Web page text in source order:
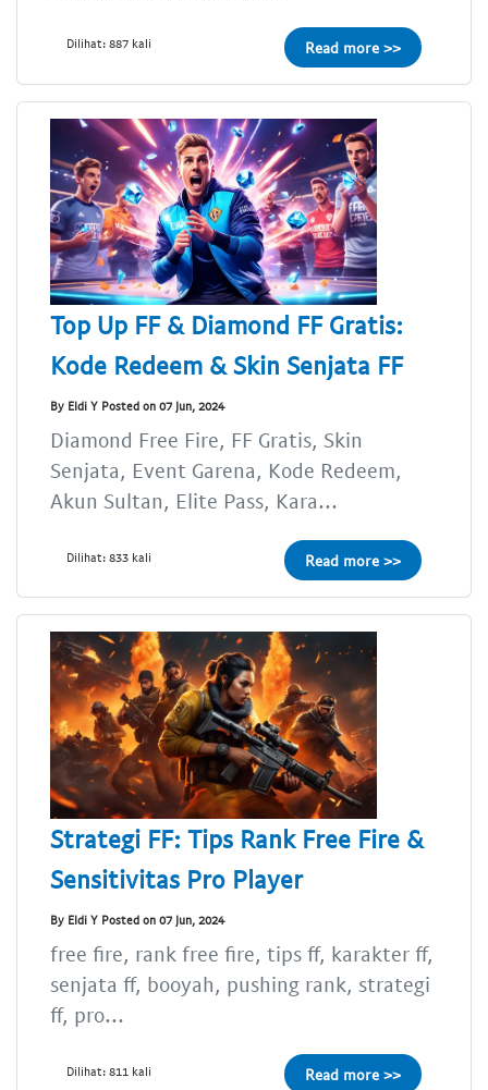
Dilihat: 887 kali Read more >>
Top Up FF & Diamond FF Gratis:
Kode Redeem & Skin Senjata FF
By Eldi Y Posted on 07 Jun, 2024
Diamond Free Fire, FF Gratis, Skin
Senjata, Event Garena, Kode Redeem,
Akun Sultan, Elite Pass, Kara...
Dilihat: 833 kali Read more >>
Strategi FF: Tips Rank Free Fire &
Sensitivitas Pro Player
By Eldi Y Posted on 07 Jun, 2024
free fire, rank free fire, tips ff, karakter ff,
senjata ff, booyah, pushing rank, strategi
ff, pro...
Dilihat: 811 kali Read more >>